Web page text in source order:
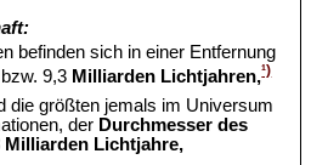
befinden sich in einer Entfernung
9,3 Milliarden Lichtjahren,¹)
die größten jemals im Universum
der Durchmesser des
Milliarden Lichtjahre,